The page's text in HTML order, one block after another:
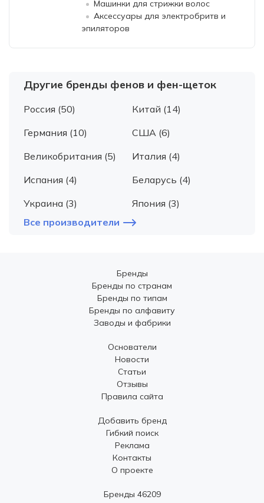
Машинки для стрижки волос
Аксессуары для электробритв и
эпиляторов
Другие бренды фенов и фен-щеток
Россия (50)
Китай (14)
Германия (10)
США (6)
Великобритания (5)
Италия (4)
Испания (4)
Беларусь (4)
Украина (3)
Япония (3)
Все производители
Бренды
Бренды по странам
Бренды по типам
Бренды по алфавиту
Заводы и фабрики
Основатели
Новости
Статьи
Отзывы
Правила сайта
Добавить бренд
Гибкий поиск
Реклама
Контакты
О проекте
Бренды 46209